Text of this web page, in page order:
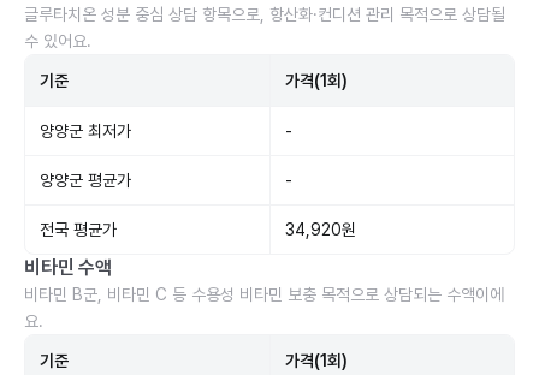
글루타치온 성분 중심 상담 항목으로, 항산화·컨디션 관리 목적으로 상담될
수 있어요.
기준 가격(1회)
양양군 최저가 -
양양군 평균가 -
전국 평균가 34,920원
비타민 수액
비타민 B군, 비타민 C 등 수용성 비타민 보충 목적으로 상담되는 수액이에
요.
기준 가격(1회)